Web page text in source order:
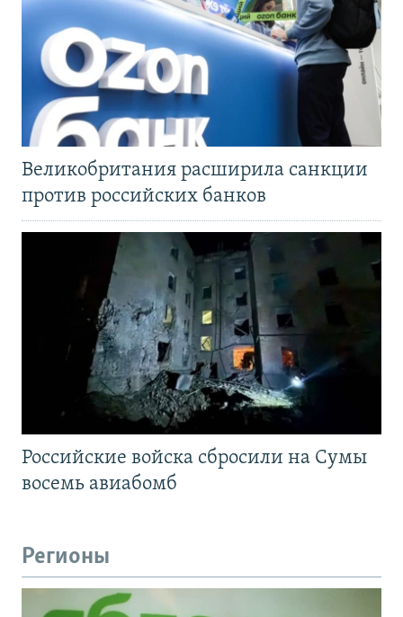
Великобритания расширила санкции
против российских банков
Российские войска сбросили на Сумы
восемь авиабомб
Регионы